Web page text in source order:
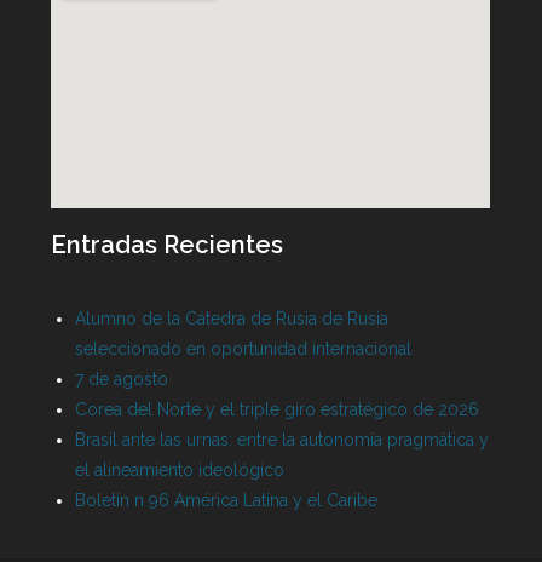
Entradas Recientes
Alumno de la Cátedra de Rusia de Rusia
seleccionado en oportunidad internacional
7 de agosto
Corea del Norte y el triple giro estratégico de 2026
Brasil ante las urnas: entre la autonomía pragmática y
el alineamiento ideológico
Boletín n 96 América Latina y el Caribe